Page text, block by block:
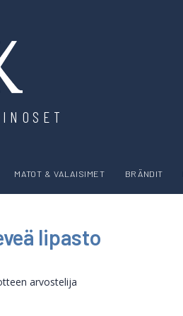
MATOT & VALAISIMET BRÄNDIT
lipasto
arvostelija